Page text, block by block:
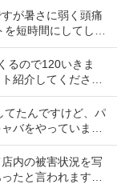
が暑さに弱く頭痛
短時間にしてしま
と思っ...
るので120いきま
紹介してくださ
てたんですけど、パ
バをやっています
ハラ...
内の被害状況を写
たと言われます。